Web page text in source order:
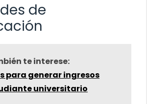
de
te interese:
para generar ingresos
universitario